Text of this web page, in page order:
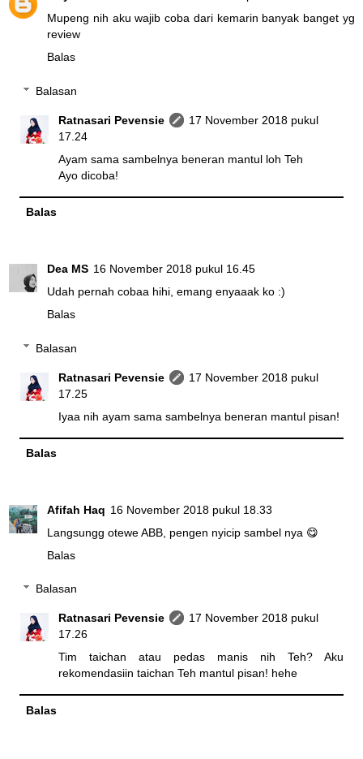
Mupeng nih aku wajib coba dari kemarin banyak banget yg
review
Balas
Balasan
Ratnasari Pevensie
17 November 2018 pukul
17.24
Ayam sama sambelnya beneran mantul loh Teh
Ayo dicoba!
Balas
Dea MS 16 November 2018 pukul 16.45
Udah pernah cobaa hihi, emang enyaaak ko :)
Balas
Balasan
Ratnasari Pevensie
17 November 2018 pukul
17.25
Iyaa nih ayam sama sambelnya beneran mantul pisan!
Balas
Afifah Haq 16 November 2018 pukul 18.33
Langsungg otewe ABB, pengen nyicip sambel nya 😋
Balas
Balasan
Ratnasari Pevensie
17 November 2018 pukul
17.26
Tim taichan atau pedas manis nih Teh? Aku
rekomendasiin taichan Teh mantul pisan! hehe
Balas